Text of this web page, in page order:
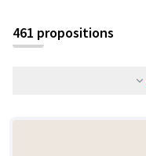
461 propositions